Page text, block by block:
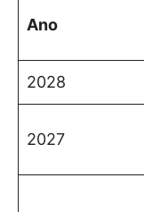
Ano
2028
2027